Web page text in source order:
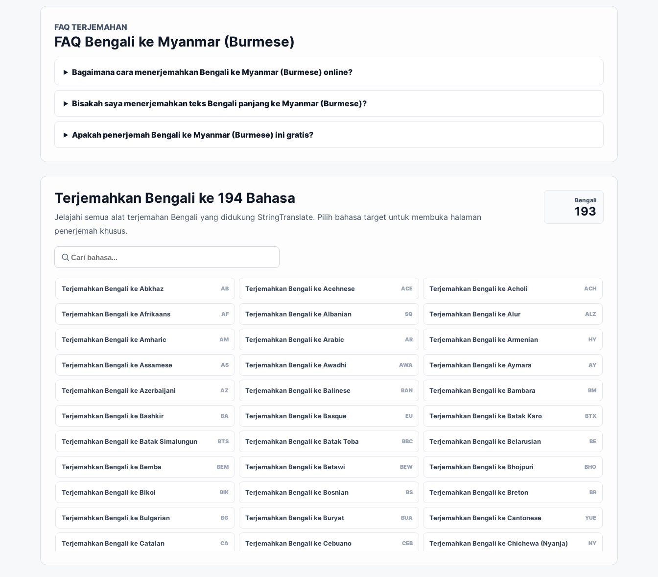
FAQ TERJEMAHAN
FAQ Bengali ke Myanmar (Burmese)
Bagaimana cara menerjemahkan Bengali ke Myanmar (Burmese) online?
Bisakah saya menerjemahkan teks Bengali panjang ke Myanmar (Burmese)?
Apakah penerjemah Bengali ke Myanmar (Burmese) ini gratis?
Terjemahkan Bengali ke 194 Bahasa
Jelajahi semua alat terjemahan Bengali yang didukung StringTranslate. Pilih bahasa target untuk membuka halaman
penerjemah khusus.
Bengali
193
Terjemahkan Bengali ke Abkhaz AB Terjemahkan Bengali ke Acehnese ACE Terjemahkan Bengali ke Acholi ACH
Terjemahkan Bengali ke Afrikaans AF Terjemahkan Bengali ke Albanian SQ Terjemahkan Bengali ke Alur ALZ
Terjemahkan Bengali ke Amharic AM Terjemahkan Bengali ke Arabic AR Terjemahkan Bengali ke Armenian HY
Terjemahkan Bengali ke Assamese AS Terjemahkan Bengali ke Awadhi AWA Terjemahkan Bengali ke Aymara AY
Terjemahkan Bengali ke Azerbaijani AZ Terjemahkan Bengali ke Balinese BAN Terjemahkan Bengali ke Bambara BM
Terjemahkan Bengali ke Bashkir BA Terjemahkan Bengali ke Basque EU Terjemahkan Bengali ke Batak Karo BTX
Terjemahkan Bengali ke Batak Simalungun BTS Terjemahkan Bengali ke Batak Toba BBC Terjemahkan Bengali ke Belarusian BE
Terjemahkan Bengali ke Bemba BEM Terjemahkan Bengali ke Betawi BEW Terjemahkan Bengali ke Bhojpuri BHO
Terjemahkan Bengali ke Bikol BIK Terjemahkan Bengali ke Bosnian BS Terjemahkan Bengali ke Breton BR
Terjemahkan Bengali ke Bulgarian BG Terjemahkan Bengali ke Buryat BUA Terjemahkan Bengali ke Cantonese YUE
Terjemahkan Bengali ke Catalan CA Terjemahkan Bengali ke Cebuano CEB Terjemahkan Bengali ke Chichewa (Nyanja) NY